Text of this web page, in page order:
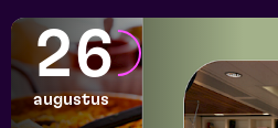
26
augustus